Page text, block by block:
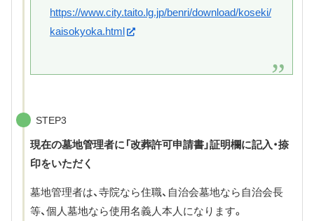
https://www.city.taito.lg.jp/benri/download/koseki/
kaisokyoka.html
STEP3
現在の墓地管理者に「改葬許可申請書」証明欄に記入・捺
印をいただく
墓地管理者は、寺院なら住職、自治会墓地なら自治会長
等、個人墓地なら使用名義人本人になります。